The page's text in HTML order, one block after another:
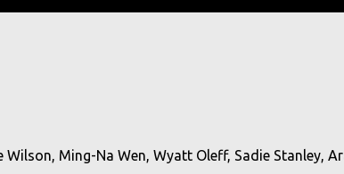
Wilson, Ming-Na Wen, Wyatt Oleff, Sadie Stanley,